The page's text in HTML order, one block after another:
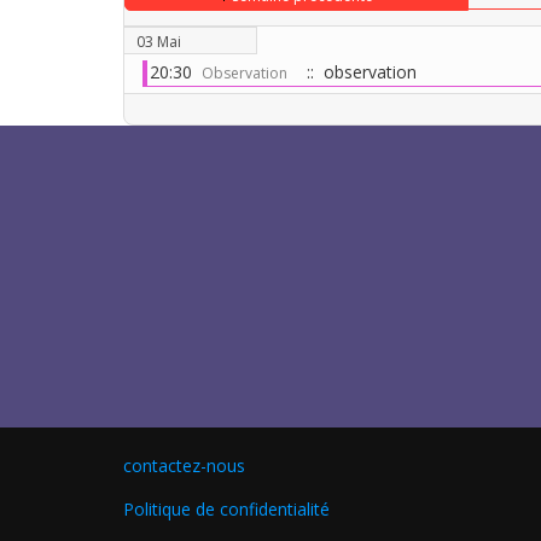
03 Mai
20:30 Observation :: observation
contactez-nous
Politique de confidentialité